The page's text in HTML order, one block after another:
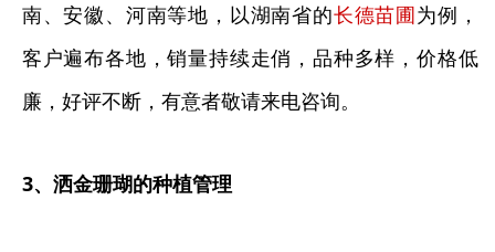
南、安徽、河南等地，以湖南省的长德苗圃为例，
客户遍布各地，销量持续走俏，品种多样，价格低
廉，好评不断，有意者敬请来电咨询。
3、洒金珊瑚的种植管理